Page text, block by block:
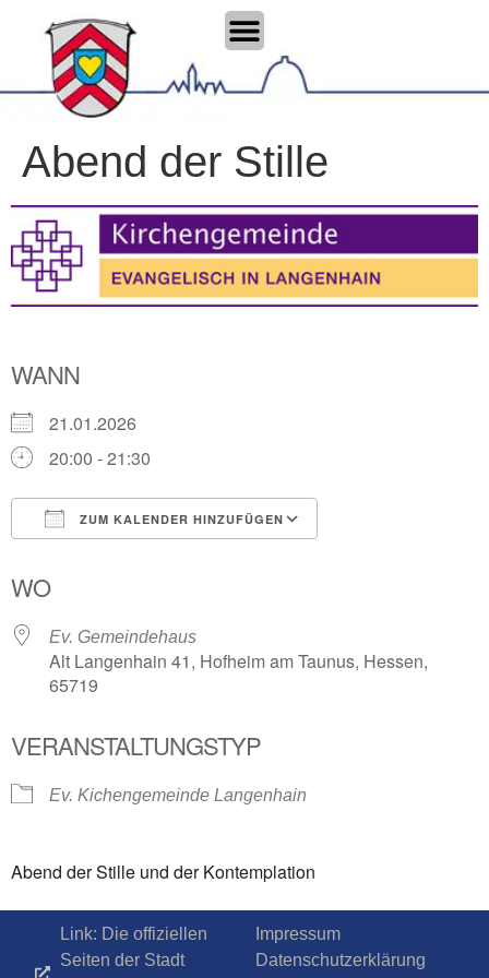
Abend der Stille
WANN
21.01.2026
20:00 - 21:30
ZUM KALENDER HINZUFÜGEN
WO
Ev. Gemeindehaus
Alt Langenhain 41, Hofheim am Taunus, Hessen,
65719
VERANSTALTUNGSTYP
Ev. Kichengemeinde Langenhain
Abend der Stille und der Kontemplation
Link: Die offiziellen
Seiten der Stadt
Impressum
Datenschutzerklärung